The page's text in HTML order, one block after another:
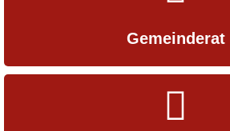
Gemeinderat